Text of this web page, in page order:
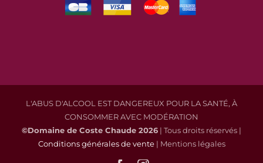
L'ABUS D'ALCOOL EST DANGEREUX POUR LA SANTÉ, À
CONSOMMER AVEC MODÉRATION
©Domaine de Coste Chaude 2026 | Tous droits réservés |
Conditions générales de vente| Mentions légales